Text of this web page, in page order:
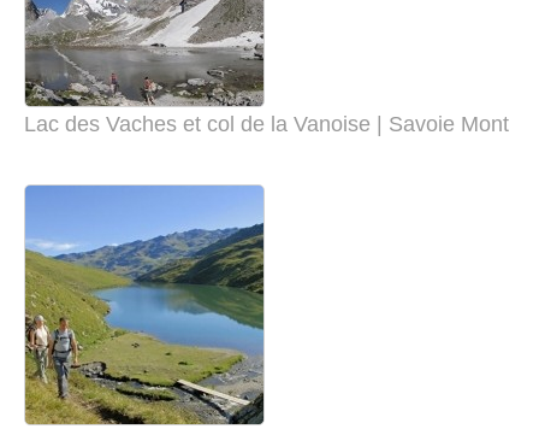
Lac des Vaches et col de la Vanoise | Savoie Mont